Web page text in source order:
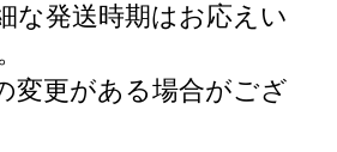
な発送時期はお応えい
変更がある場合がござ